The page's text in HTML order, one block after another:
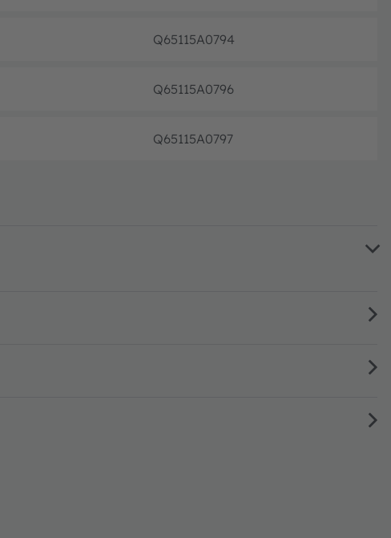
Q65115A0794
Q65115A0796
Q65115A0797